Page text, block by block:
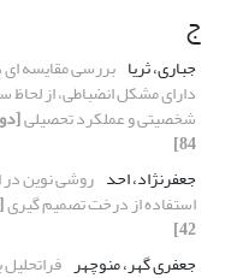
ج
جباری، ثریا بررسی مقایسه
دارای مشکل انضباطی، از
شخصیتی و عملکرد تحصیلی
84]
جعفرنژاد، احد روشی نوین در
استفاده از درخت تصمیم گیری
42]
جعفری گهر، منوچهر